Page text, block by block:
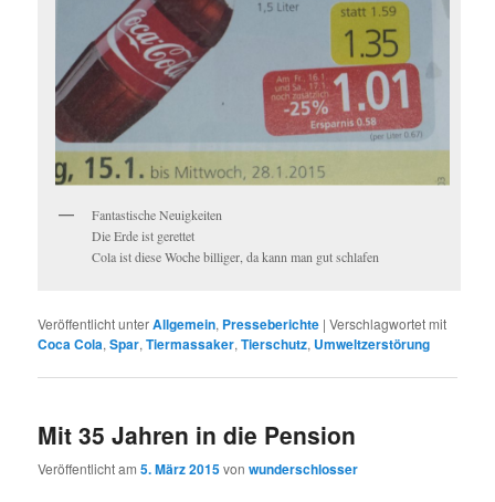
Fantastische Neuigkeiten
Die Erde ist gerettet
Cola ist diese Woche billiger, da kann man gut schlafen
Veröffentlicht unterAllgemein, Presseberichte |Verschlagwortet mit
Coca Cola,Spar,Tiermassaker,Tierschutz, Umweltzerstörung
Mit 35 Jahren in die Pension
Veröffentlicht am5. März 2015vonwunderschlosser